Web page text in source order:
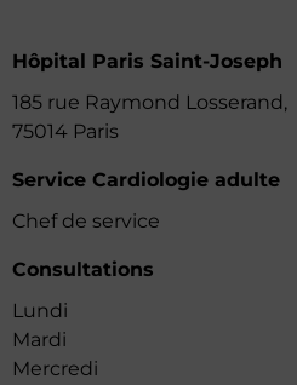
Hôpital Paris Saint-Joseph
185 rue Raymond Losserand,
75014 Paris
Service Cardiologie adulte
Chef de service
Consultations
Lundi
Mardi
Mercredi